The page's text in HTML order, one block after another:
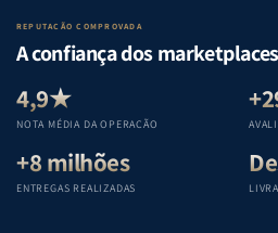
Lar
|
Equipe
Teológica
Penkal
|
Equipe
Penkal
|
REPUTAÇÃO COMPROVADA
A confiança dos
4,9★
NOTA MÉDIA DA OPERAÇÃO
+8 milhões
ENTREGAS REALIZADAS